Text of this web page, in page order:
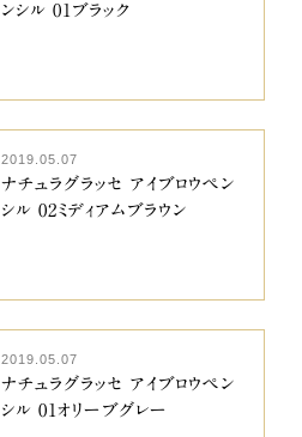
ンシル 01ブラック
2019.05.07
ナチュラグラッセ アイブロウペン
シル 02ミディアムブラウン
2019.05.07
ナチュラグラッセ アイブロウペン
シル 01オリーブグレー